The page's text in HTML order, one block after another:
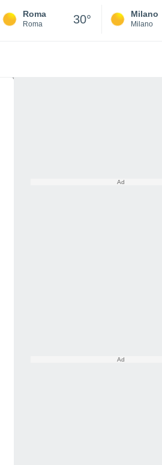
Roma
Roma 30° Milano
Milano